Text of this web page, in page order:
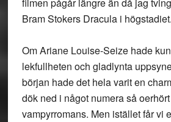
Bram Stokers Dracula i högstadiet.
Om Ariane Louise-Seize hade
lekfullheten och gladlynta
början hade det hela varit en
dök ned i något numera så
vampyrromans. Men istället får vi